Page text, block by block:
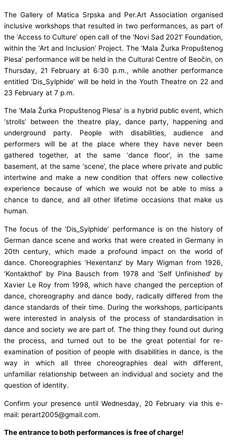
The Gallery of Matica Srpska and Per.Art Association organised
inclusive workshops that resulted in two performances, as part of
the ‘Access to Culture’ open call of the ‘Novi Sad 2021’ Foundation,
within the ‘Art and Inclusion’ Project. The ‘Mala Žurka Propuštenog
Plesa’ performance will be held in the Cultural Centre of Beočin, on
Thursday, 21 February at 6:30 p.m., while another performance
entitled ‘Dis_Sylphide’ will be held in the Youth Theatre on 22 and
23 February at 7 p.m.
The ‘Mala Žurka Propuštenog Plesa’ is a hybrid public event, which
‘strolls’ between the theatre play, dance party, happening and
underground party. People with disabilities, audience and
performers will be at the place where they have never been
gathered together, at the same ‘dance floor’, in the same
basement, at the same ‘scene’, the place where private and public
intertwine and make a new condition that offers new collective
experience because of which we would not be able to miss a
chance to dance, and all other lifetime occasions that make us
human.
The focus of the ‘Dis_Sylphide’ performance is on the history of
German dance scene and works that were created in Germany in
20th century, which made a profound impact on the world of
dance. Choreographies ‘Hexentanz’ by Mary Wigman from 1926,
‘Kontakthof’ by Pina Bausch from 1978 and ‘Self Unfinished’ by
Xavier Le Roy from 1998, which have changed the perception of
dance, choreography and dance body, radically differed from the
dance standards of their time. During the workshops, participants
were interested in analysis of the process of standardisation in
dance and society we are part of. The thing they found out during
the process, and turned out to be the great potential for re-
examination of position of people with disabilities in dance, is the
way in which all three choreographies deal with different,
unfamiliar relationship between an individual and society and the
question of identity.
Confirm your presence until Wednesday, 20 February via this e-
mail: perart2005@gmail.com.
The entrance to both performances is free of charge!